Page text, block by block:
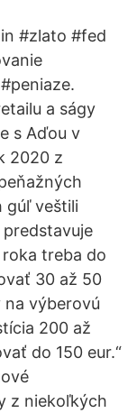
#zlato #fed
a ságy
s Aďou v
2020 z
gúľ veštili
treba do
30 až 50
na výberovú
200 až
do 150 eur.“
z niekoľkých